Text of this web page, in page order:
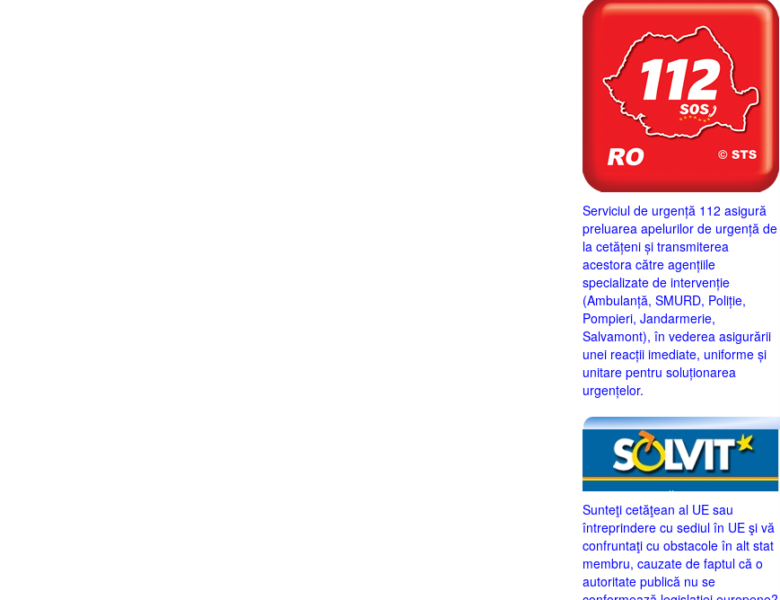
Serviciul de urgență 112 asigură
preluarea apelurilor de urgență de
la cetățeni și transmiterea
acestora către agențiile
specializate de intervenție
(Ambulanță, SMURD, Poliție,
Pompieri, Jandarmerie,
Salvamont), în vederea asigurării
unei reacții imediate, uniforme și
unitare pentru soluționarea
urgențelor.
Sunteţi cetăţean al UE sau
întreprindere cu sediul în UE şi vă
confruntaţi cu obstacole în alt stat
membru, cauzate de faptul că o
autoritate publică nu se